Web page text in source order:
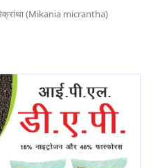
मिक्रांथा (Mikania micrantha)